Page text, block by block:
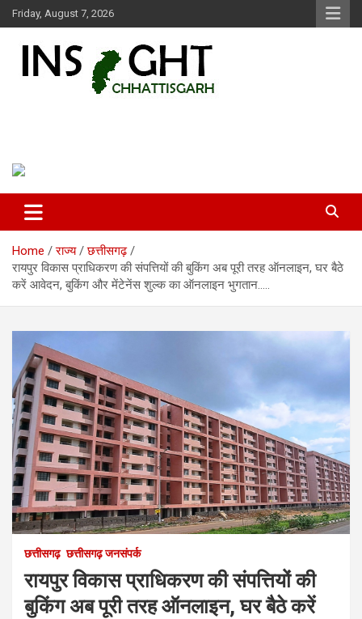
Skip
to
Friday, August 7, 2026
Home राज्य
छत्तीसगढ़
रायपुर विकास प्राधिकरण की संपत्तियों की बुकिंग अब पूरी तरह ऑनलाइन, घर बैठे
करें आवेदन, बुकिंग और मेंटेनेंस शुल्क का ऑनलाइन भुगतान…..
छत्तीसगढ़ छत्तीसगढ़ जनसंपर्क
रायपुर विकास प्राधिकरण की संपत्तियों की
बुकिंग अब पूरी तरह ऑनलाइन, घर बैठे करें